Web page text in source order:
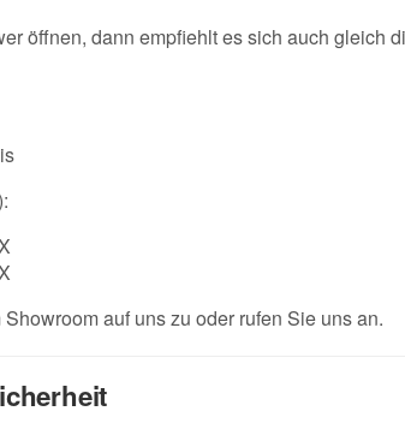
öffnen, dann empfiehlt es sich auch gleich
auf uns zu oder rufen Sie uns an.